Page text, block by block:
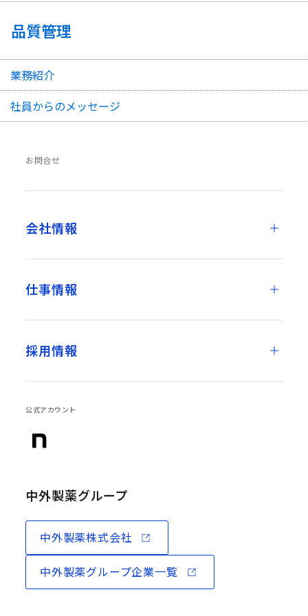
品質管理
業務紹介
社員からのメッセージ
お問合せ
会社情報
仕事情報
採用情報
公式アカウント
中外製薬グループ
中外製薬株式会社
中外製薬グループ企業一覧